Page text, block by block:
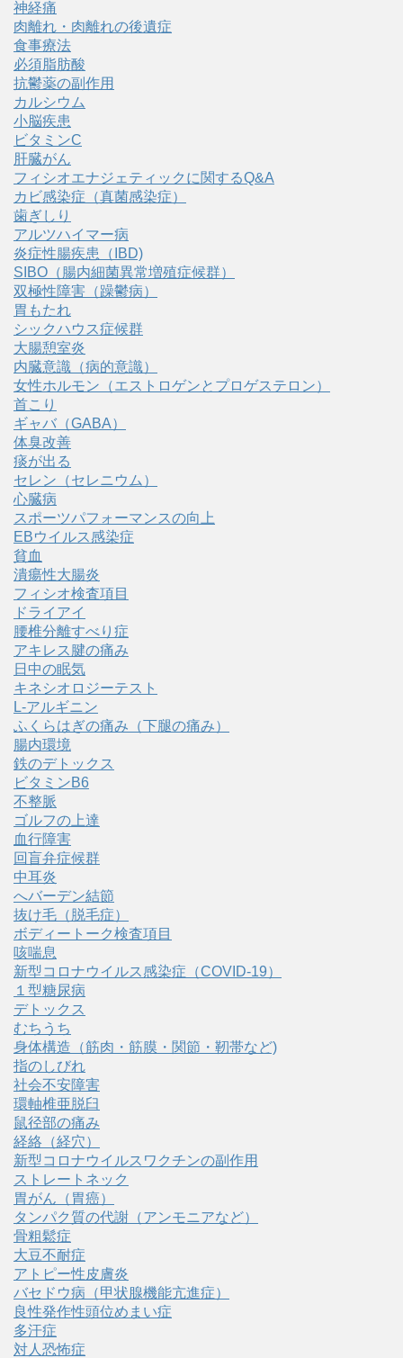
神経痛
肉離れ・肉離れの後遺症
食事療法
必須脂肪酸
抗鬱薬の副作用
カルシウム
小脳疾患
ビタミンC
肝臓がん
フィシオエナジェティックに関するQ&A
カビ感染症（真菌感染症）
歯ぎしり
アルツハイマー病
炎症性腸疾患（IBD)
SIBO（腸内細菌異常増殖症候群）
双極性障害（躁鬱病）
胃もたれ
シックハウス症候群
大腸憩室炎
内臓意識（病的意識）
女性ホルモン（エストロゲンとプロゲステロン）
首こり
ギャバ（GABA）
体臭改善
痰が出る
セレン（セレニウム）
心臓病
スポーツパフォーマンスの向上
EBウイルス感染症
貧血
潰瘍性大腸炎
フィシオ検査項目
ドライアイ
腰椎分離すべり症
アキレス腱の痛み
日中の眠気
キネシオロジーテスト
L-アルギニン
ふくらはぎの痛み（下腿の痛み）
腸内環境
鉄のデトックス
ビタミンB6
不整脈
ゴルフの上達
血行障害
回盲弁症候群
中耳炎
へバーデン結節
抜け毛（脱毛症）
ボディートーク検査項目
咳喘息
新型コロナウイルス感染症（COVID‑19）
１型糖尿病
デトックス
むちうち
身体構造（筋肉・筋膜・関節・靭帯など)
指のしびれ
社会不安障害
環軸椎亜脱臼
鼠径部の痛み
経絡（経穴）
新型コロナウイルスワクチンの副作用
ストレートネック
胃がん（胃癌）
タンパク質の代謝（アンモニアなど）
骨粗鬆症
大豆不耐症
アトピー性皮膚炎
バセドウ病（甲状腺機能亢進症）
良性発作性頭位めまい症
多汗症
対人恐怖症